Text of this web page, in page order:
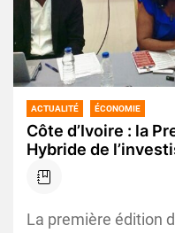
ACTUALITÉ ÉCONOMIE
Côte d’Ivoire : la
Hybride de
femme et à la
septembre 2024
La première édition